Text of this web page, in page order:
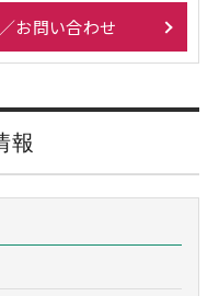
お問い合わせ
報